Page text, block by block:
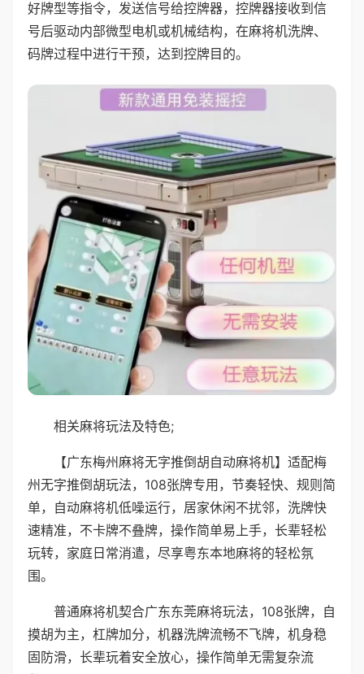
好牌型等指令，发送信号给控牌器，控牌器接收到信
号后驱动内部微型电机或机械结构，在麻将机洗牌、
码牌过程中进行干预，达到控牌目的。
相关麻将玩法及特色;
【广东梅州麻将无字推倒胡自动麻将机】适配梅
州无字推倒胡玩法，108张牌专用，节奏轻快、规则简
单，自动麻将机低噪运行，居家休闲不扰邻，洗牌快
速精准，不卡牌不叠牌，操作简单易上手，长辈轻松
玩转，家庭日常消遣，尽享粤东本地麻将的轻松氛
围。
普通麻将机契合广东东莞麻将玩法，108张牌，自
摸胡为主，杠牌加分，机器洗牌流畅不飞牌，机身稳
固防滑，长辈玩着安全放心，操作简单无需复杂流